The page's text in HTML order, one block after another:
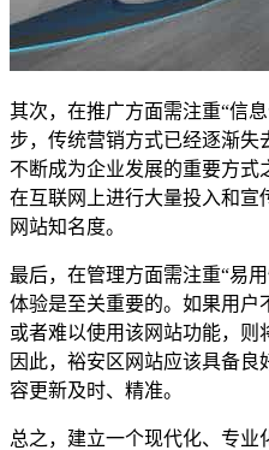
其次，在推广方面需注重“信
步，传统营销方式已经逐渐失
不断成为企业发展的重要方
在互联网上进行大量投入和宣
网站知名度。
最后，在管理方面需注重“易
体验是至关重要的。如果用户
或者难以使用该网站功能，则
因此，裕安区网站应该具备
容更新及时、精准。
总之，建立一个现代化、专业